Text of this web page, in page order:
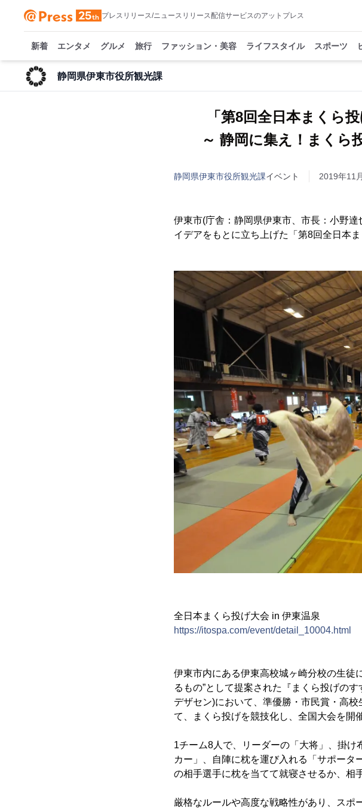
プレスリリース/ニュースリリース配信サービスのアットプレス
新着 エンタメ グルメ 旅行 ファッション・美容 ライフスタイル スポーツ
静岡県伊東市役所観光課
「第8回全日本まくら
～ 静岡に集え！まくら
静岡県伊東市役所観光課イベント 2019年11
伊東市(庁舎：静岡県伊東市、市長：小野
イデアをもとに立ち上げた「第8回全日本
全日本まくら投げ大会 in 伊東温泉
https://itospa.com/event/detail_10004.html
伊東市内にある伊東高校城ヶ崎分校の生徒
るもの”として提案された『まくら投げの
デザセン)において、準優勝・市民賞・高
て、まくら投げを競技化し、全国大会を開
1チーム8人で、リーダーの「大将」、掛
カー」、自陣に枕を運び入れる「サポータ
の相手選手に枕を当てて就寝させるか、相
厳格なルールや高度な戦略性があり、スポ